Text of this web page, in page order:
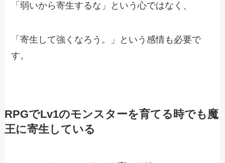
「弱いから寄生するな」という心ではなく、
「寄生して強くなろう。」という感情も必要で
す。
RPGでLv1のモンスターを育てる時でも魔
王に寄生している